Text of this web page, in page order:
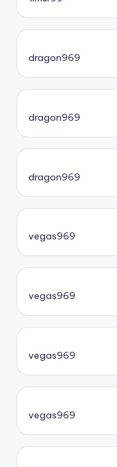
dragon969
dragon969
dragon969
vegas969
vegas969
vegas969
vegas969